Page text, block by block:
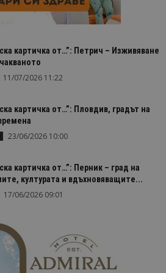
картичка от…”: Петрич – Изживяване
11/07/2026 11:22
картичка от…”: Пловдив, градът на
23/06/2026 10:00
картичка от…”: Перник – град на
културата и вдъхновяващите...
17/06/2026 09:01
с уебсайта
.statcounter.com
да
.bgtourism.bg
1 година
1 месец
Тази
се
Google